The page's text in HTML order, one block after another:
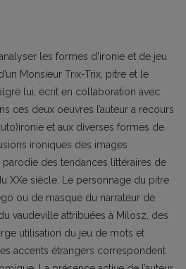
les formes d’ironie et de jeu
Monsieur Trix-Trix, pitre et le
lui, écrit en collaboration avec
ces deux oeuvres l’auteur a recours
et aux diverses formes de
ironiques des images
des tendances littéraires de
XXe siècle. Le personnage du pitre
ou de masque du narrateur de
vaudeville attribuées à Milosz, des
utilisation du jeu de mots et
accents étrangers correspondent